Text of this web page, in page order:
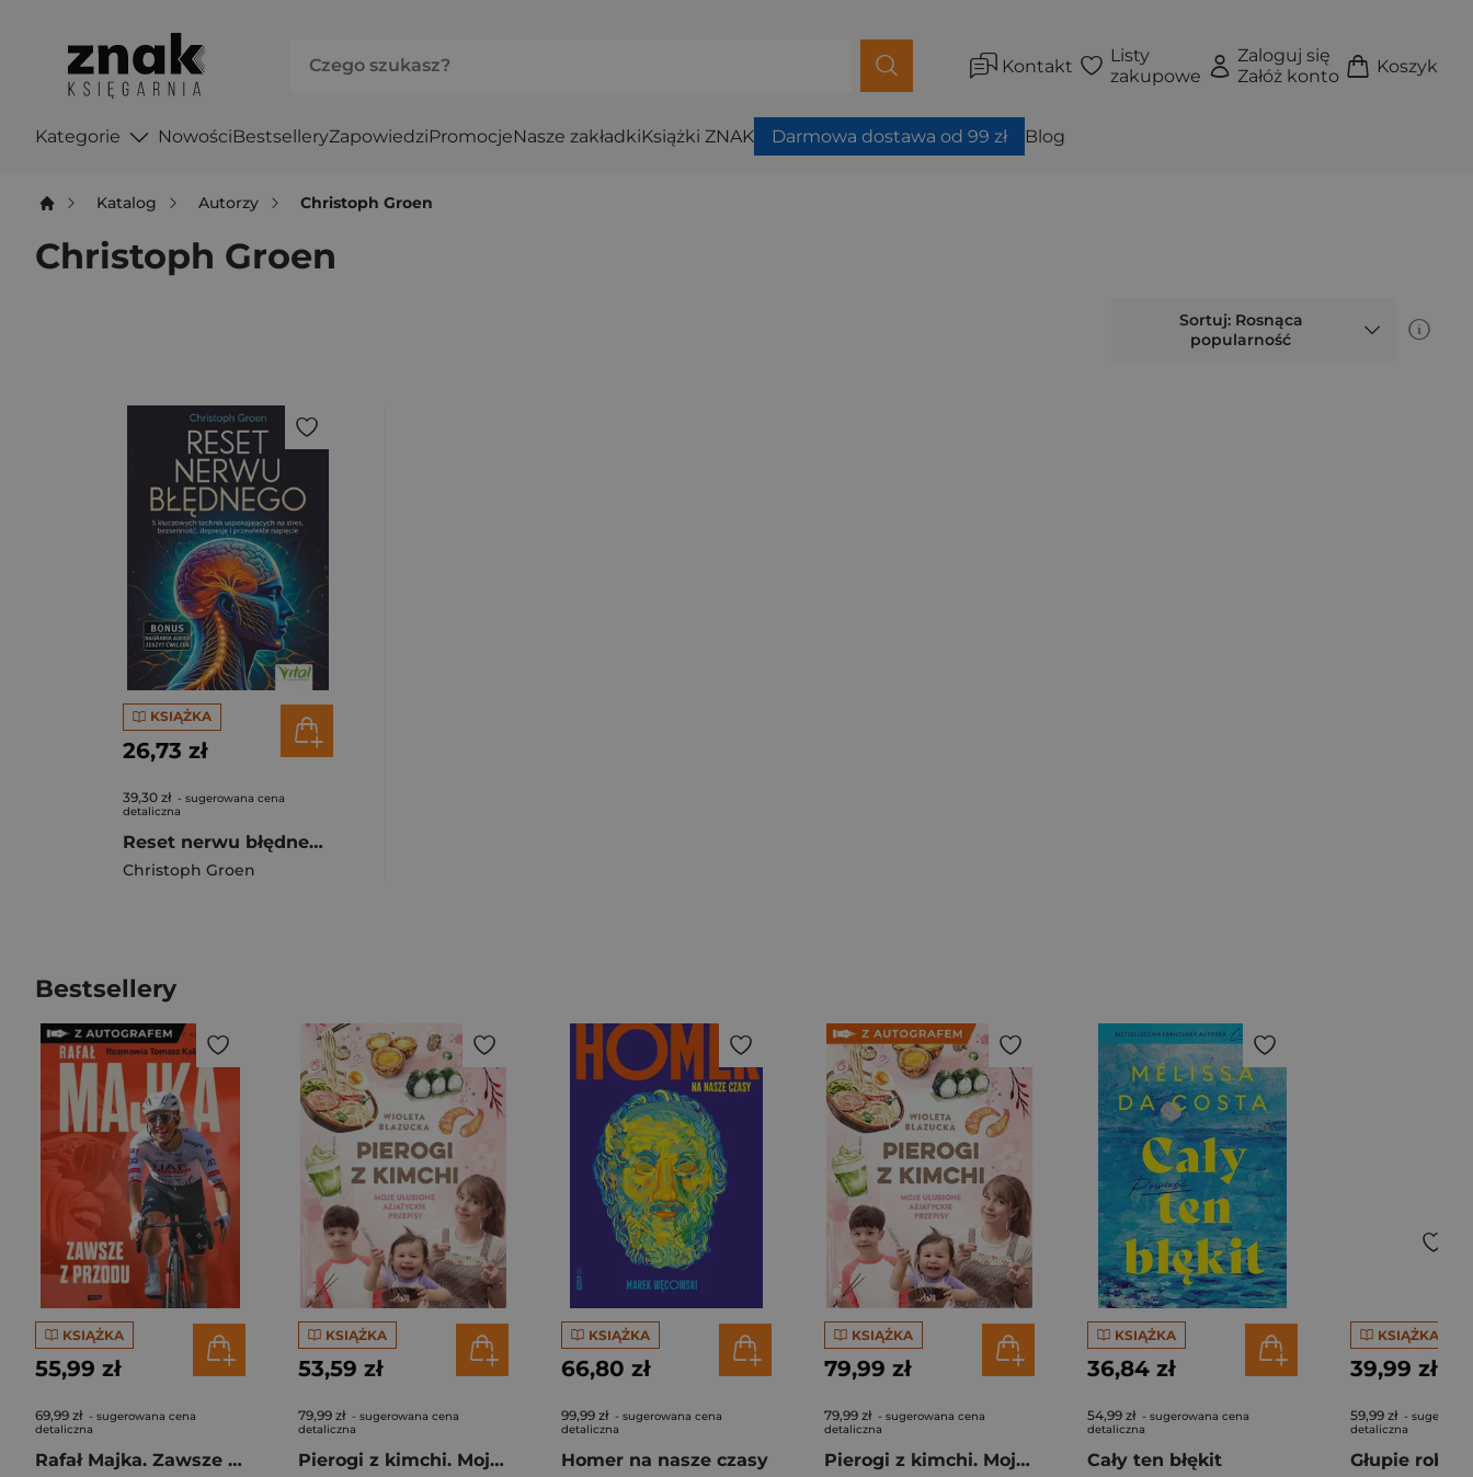
Kontakt
Listy
zakupowe
Zaloguj się
Załóż konto
Koszyk
Kategorie NowościBestselleryZapowiedziPromocjeNasze zakładkiKsiążki ZNAK Darmowa dostawa od 99 zł Blog
Katalog Autorzy Christoph Groen
Christoph Groen
Sortuj: Rosnąca
popularność
KSIĄŻKA
26,73 zł
39,30 zł - sugerowana cena
detaliczna
Reset nerwu błędnego. 5 kluczowych technik uspokajających na stres, bezsenność, depresję i przewlekłe napięcie
Christoph Groen
Bestsellery
KSIĄŻKA
55,99 zł
69,99 zł - sugerowana cena
detaliczna
Rafał Majka. Zawsze z przodu. Rozmawia Tomasz Kalemba - książka z autografem
KSIĄŻKA
53,59 zł
79,99 zł - sugerowana cena
detaliczna
Pierogi z kimchi. Moje ulubione azjatyckie przepisy
KSIĄŻKA
66,80 zł
99,99 zł - sugerowana cena
detaliczna
Homer na nasze czasy
KSIĄŻKA
79,99 zł
79,99 zł - sugerowana cena
detaliczna
Pierogi z kimchi. Moje ulubione azjatyckie przepisy - książka z autografem
KSIĄŻKA
36,84 zł
54,99 zł - sugerowana cena
detaliczna
Cały ten błękit
KSIĄŻKA
39,99 zł
59,99 zł -
detaliczna